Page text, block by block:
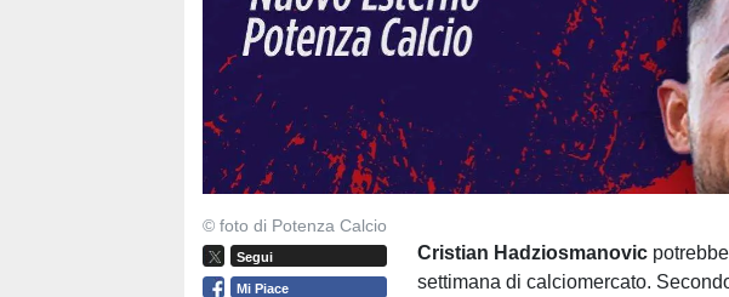
© foto di Potenza Calcio
Segui
Mi Piace
Cristian Hadziosmanovic
settimana di calciomercato.